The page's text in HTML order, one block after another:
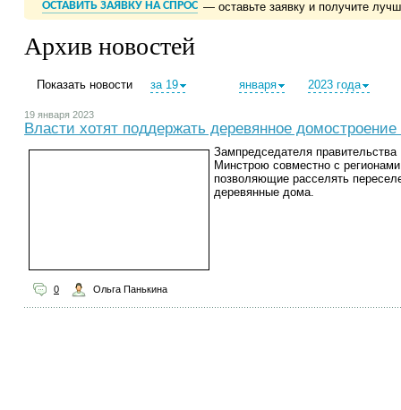
ОСТАВИТЬ ЗАЯВКУ НА СПРОС — оставьте заявку и получите
Архив новостей
Показать новости за 19 января 2023 года
19 января 2023
Власти хотят поддержать деревянное
Зампредседателя
Минстрою совместно с
позволяющие расселять
деревянные дома.
0 Ольга Панькина